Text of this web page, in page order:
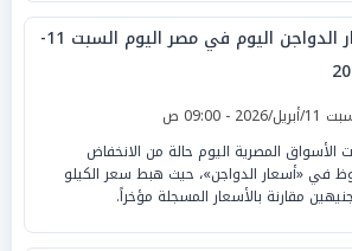
أسعار الدواجن اليوم في مصر اليوم السبت 11-
2026 - 09:00 ص
المصرية اليوم حالة من الانخفاض
في «أسعار الدواجن»، حيث هبط سعر الكيلو
مقارنة بالأسعار المسجلة مؤخراً.